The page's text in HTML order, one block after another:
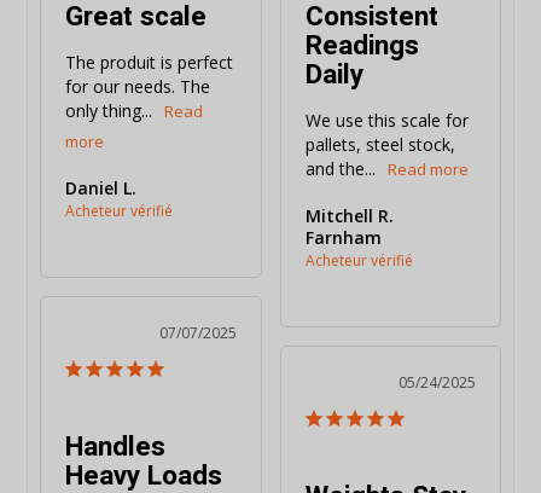
Great scale
The produit is perfect
for our needs. The
only thing...
Daniel L.
Consistent
Readings
Daily
We use this scale for
pallets, steel stock,
and the...
Mitchell R.
Farnham
07/07/2025
Handles
Heavy Loads
05/24/2025